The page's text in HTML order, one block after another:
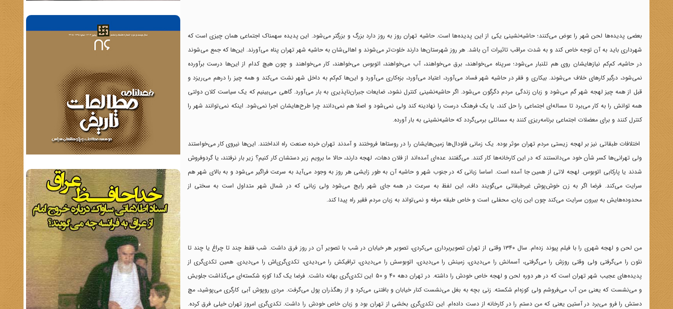
بعضی پدیده‌ها لحن شهر را عوض می‌کنند؛ حاشیه‌نشینی یکی از این پدیده‌ها است. حاشیه تهران روز به ‌روز دارد بزرگ و بزرگتر می‌شود. این پدیده سهمناک اجتماعی‌‌ همان چیزی است که
شهرداری باید به آن توجه خاص کند و به شدت مراقب تاثیرات آن باشد. هر روز شهرستان‌ها دارند خلوت‌تر می‌شوند و اهالی‌شان به حاشیه شهر تهران پناه می‌آورند. این‌ها که جمع می‌شوند
در حاشیه، کم‌کم نیاز‌هایشان روی هم تلنبار می‌شود؛ سرپناه می‌خواهند، برق می‌خواهند، آب می‌خواهند، اتوبوس می‌خواهند، کار می‌خواهند و چون هیچ کدام از این‌ها درست برآورده
نمی‌شود، درگیر کارهای خلاف می‌شوند. بیکاری و فقر در حاشیه شهر فساد می‌آورد، اعتیاد می‌آورد، بزه‌کاری می‌آورد و این‌ها کم‌کم به داخل شهر نشت می‌کند و همه چیز را درهم می‌ریزد و
قبل از همه چیز لهجه شهر گم می‌شود و زبان زندگی مردم دگرگون می‌شود. اگر حاشیه‌نشینی کنترل نشود، ضایعات جبران‌ناپذیری به ‌بار می‌آورد. گاهی می‌بینیم که یک سیاست کلان دولتی
همه توانش را به کار می‌برد تا مساله‌ای اجتماعی را حل کند، یا یک فرهنگ درست را نهادینه کند ولی نمی‌شود و اصلا هم نمی‌دانند چرا طرح‌هایشان اجرا نمی‌شود. اینکه نمی‌توانند شهر را
کنترل کنند و برای معضلات اجتماعی برنامه‌ریزی کنند به مسائلی برمی‌گردد که حاشیه‌نشینی به بار آورده.
اختلافات طبقاتی نیز بر لهجه زیستی مردم تهران موثر بوده. یک زمانی فئودال‌ها زمین‌هایشان را در روستا‌ها فروختند و آمدند تهران خرده صنعت راه انداختند. این‌ها نیروی کار می‌خواستند
ولی تهرانی‌ها کسر ‌شأن خود می‌دانستند که در این کارخانه‌ها کار کنند. می‌گفتند عده‌ای آمده‌اند از فلان دهات، لهجه دارند، حالا ما برویم زیر دستشان کار کنیم؟ زیر بار نرفتند، یا گردوفروش
شدند یا پارکابی اتوبوس. لهجه لاتی از همین‌ جا آمده ‌است. اساسا زبانی که در جنوب شهر و حاشیه آن به طور زایشی هر روز به وجود می‌آید به سرعت فراگیر می‌شود و به بالای شهر هم
سرایت می‌کند. فرضا اگر به زن خوش‌پوش غیر‌طبقاتی می‌گویند داف، این لفظ به سرعت در همه جای شهر رایج می‌شود ولی زبانی که در شمال شهر متداول است به سختی از
محدوده‌هایش به بیرون سرایت می‌کند چون این زبان، محفلی است و خاص طبقه مرفه و نمی‌تواند به زبان مردم فقیر راه پیدا کند.
من لحن و لهجه شهری را با فیلم پیوند زده‌ام. سال ۱۳۴۰ وقتی از تهران تصویربرداری می‌کردی، تصویر هر خیابان در شب با تصویر آن در روز فرق داشت. شب فقط چند تا چراغ یا چند تا
نئون را می‌گرفتی ولی وقتی روزش را می‌گرفتی، آسمانش را می‌دیدی، زمینش را می‌دیدی، اتوبوسش را می‌دیدی، ترافیکش را می‌دیدی، تکدی‌گری‌اش را می‌دیدی. همین تکدی‌گری از
پدیده‌های عجیب شهر تهران است که در هر دوره لحن و لهجه خاص خودش را داشته. در تهران دهه ۴۰ و ۵۰ این تکدی‌گری بهانه داشت. فرضا یک گدا کوزه شکسته‌ای می‌گذاشت جلویش
و می‌نشست که یعنی من آب می‌فروشم ولی کوزه‌ام شکسته. زنی بچه به بغل می‌نشست کنار خیابان و بافتنی می‌کرد و از رهگذران پول می‌گرفت. مردی روپوش آبی کارگری می‌پوشید، مچ
دستش را فرو می‌برد در آستین یعنی که من دستم را در کارخانه از دست داده‌ام. این تکدی‌گری بخشی از تهران بود و زبان خاص خودش را داشت. تکدی‌گری امروز تهران خیلی فرق کرده.